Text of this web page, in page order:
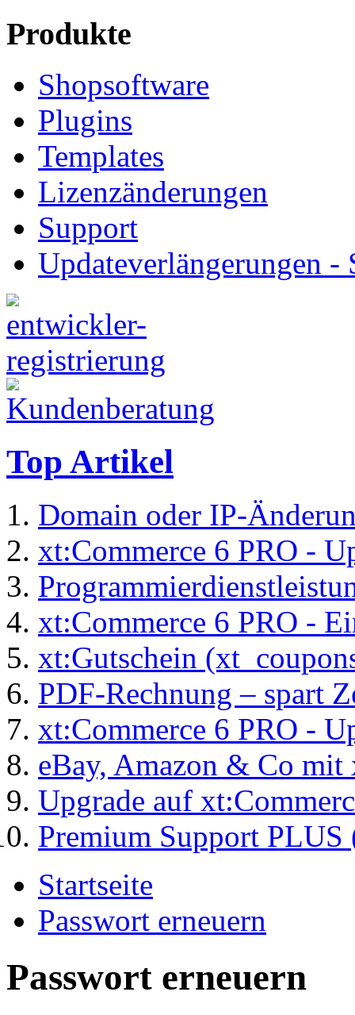
Produkte
Shopsoftware
Plugins
Templates
Lizenzänderungen
Support
Updateverlängerungen -
Top Artikel
Domain oder IP-
xt:Commerce 6 PRO -
xt:Commerce 6 PRO -
xt:Gutschein
PDF-Rechnung – spart
xt:Commerce 6 PRO -
eBay, Amazon & Co
Upgrade auf
Premium Support
Startseite
Passwort erneuern
Passwort erneuern